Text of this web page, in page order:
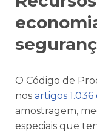
O Código de
nos artigos
amostragem,
especiais que